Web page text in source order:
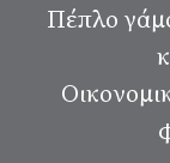
Πέπλο